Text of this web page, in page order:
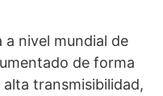
a nivel mundial de
de forma
transmisibilidad,